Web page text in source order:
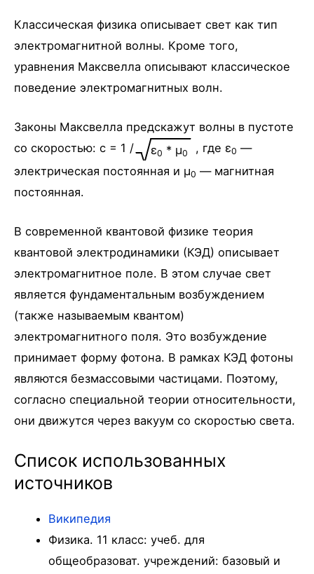
Классическая физика описывает свет как тип
электромагнитной волны. Кроме того,
уравнения Максвелла описывают классическое
поведение электромагнитных волн.
Законы Максвелла предскажут волны в пустоте
со скоростью: c = 1 /
ε0 * μ0 , где ε0 —
электрическая постоянная и μ0 — магнитная
постоянная.
В современной квантовой физике теория
квантовой электродинамики (КЭД) описывает
электромагнитное поле. В этом случае свет
является фундаментальным возбуждением
(также называемым квантом)
электромагнитного поля. Это возбуждение
принимает форму фотона. В рамках КЭД фотоны
являются безмассовыми частицами. Поэтому,
согласно специальной теории относительности,
они движутся через вакуум со скоростью света.
Список использованных
источников
Википедия
Физика. 11 класс: учеб. для
общеобразоват. учреждений: базовый и